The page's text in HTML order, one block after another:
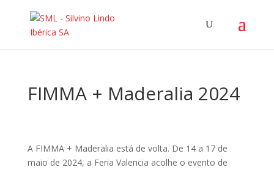
FIMMA + Maderalia 2024
A FIMMA + Maderalia está de volta. De 14 a 17 de
maio de 2024, a Feria Valencia acolhe o evento de